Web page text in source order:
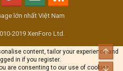
lớn nhất Việt Nam
2019 XenForo Ltd.
content, tailor your experience and
in if you register.
are consenting to our use of cookies.
Top